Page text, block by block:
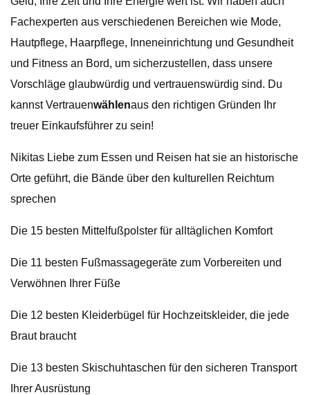
Fachexperten aus verschiedenen Bereichen wie Mode,
Hautpflege, Haarpflege, Inneneinrichtung und Gesundheit
und Fitness an Bord, um sicherzustellen, dass unsere
Vorschläge glaubwürdig und vertrauenswürdig sind. Du
kannst Vertrauenwählenaus den richtigen Gründen Ihr
treuer Einkaufsführer zu sein!
Nikitas Liebe zum Essen und Reisen hat sie an historische
Orte geführt, die Bände über den kulturellen Reichtum
sprechen
Die 15 besten Mittelfußpolster für alltäglichen Komfort
Die 11 besten Fußmassagegeräte zum Vorbereiten und
Verwöhnen Ihrer Füße
Die 12 besten Kleiderbügel für Hochzeitskleider, die jede
Braut braucht
Die 13 besten Skischuhtaschen für den sicheren Transport
Ihrer Ausrüstung